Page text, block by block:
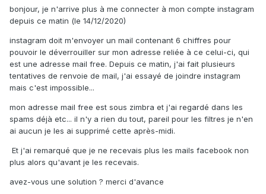
bonjour, je n'arrive plus à me connecter à mon compte instagram
depuis ce matin (le 14/12/2020)
instagram doit m'envoyer un mail contenant 6 chiffres pour
pouvoir le déverrouiller sur mon adresse reliée à ce celui-ci, qui
est une adresse mail free. Depuis ce matin, j'ai fait plusieurs
tentatives de renvoie de mail, j'ai essayé de joindre instagram
mais c'est impossible...
mon adresse mail free est sous zimbra et j'ai regardé dans les
spams déjà etc... il n'y a rien du tout, pareil pour les filtres je n'en
ai aucun je les ai supprimé cette après-midi.
Et j'ai remarqué que je ne recevais plus les mails facebook non
plus alors qu'avant je les recevais.
avez-vous une solution ? merci d'avance